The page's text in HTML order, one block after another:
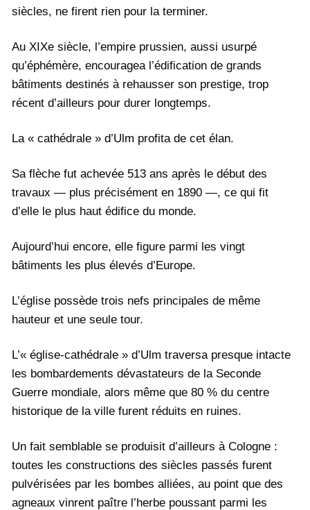
siècles, ne firent rien pour la terminer.
Au XIXe siècle, l’empire prussien, aussi usurpé
qu’éphémère, encouragea l’édification de grands
bâtiments destinés à rehausser son prestige, trop
récent d’ailleurs pour durer longtemps.
La « cathédrale » d’Ulm profita de cet élan.
Sa flèche fut achevée 513 ans après le début des
travaux — plus précisément en 1890 —, ce qui fit
d’elle le plus haut édifice du monde.
Aujourd’hui encore, elle figure parmi les vingt
bâtiments les plus élevés d’Europe.
L’église possède trois nefs principales de même
hauteur et une seule tour.
L’« église-cathédrale » d’Ulm traversa presque intacte
les bombardements dévastateurs de la Seconde
Guerre mondiale, alors même que 80 % du centre
historique de la ville furent réduits en ruines.
Un fait semblable se produisit d’ailleurs à Cologne :
toutes les constructions des siècles passés furent
pulvérisées par les bombes alliées, au point que des
agneaux vinrent paître l’herbe poussant parmi les